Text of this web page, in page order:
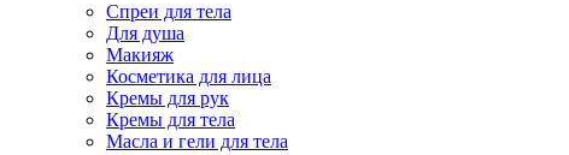
Спреи для тела
Для душа
Макияж
Косметика для лица
Кремы для рук
Кремы для тела
Масла и гели для тела